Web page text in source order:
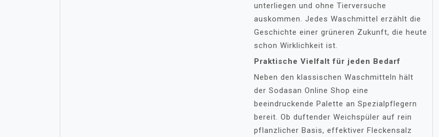
unterliegen und ohne Tierversuche
auskommen. Jedes Waschmittel erzählt die
Geschichte einer grüneren Zukunft, die heute
schon Wirklichkeit ist.
Praktische Vielfalt für jeden Bedarf
Neben den klassischen Waschmitteln hält
der Sodasan Online Shop eine
beeindruckende Palette an Spezialpflegern
bereit. Ob duftender Weichspüler auf rein
pflanzlicher Basis, effektiver Fleckensalz